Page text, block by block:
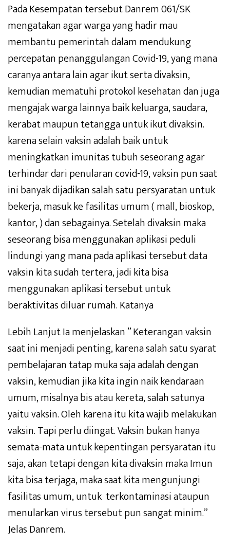
Pada Kesempatan tersebut Danrem 061/SK
mengatakan agar warga yang hadir mau
membantu pemerintah dalam mendukung
percepatan penanggulangan Covid-19, yang mana
caranya antara lain agar ikut serta divaksin,
kemudian mematuhi protokol kesehatan dan juga
mengajak warga lainnya baik keluarga, saudara,
kerabat maupun tetangga untuk ikut divaksin.
karena selain vaksin adalah baik untuk
meningkatkan imunitas tubuh seseorang agar
terhindar dari penularan covid-19, vaksin pun saat
ini banyak dijadikan salah satu persyaratan untuk
bekerja, masuk ke fasilitas umum ( mall, bioskop,
kantor, ) dan sebagainya. Setelah divaksin maka
seseorang bisa menggunakan aplikasi peduli
lindungi yang mana pada aplikasi tersebut data
vaksin kita sudah tertera, jadi kita bisa
menggunakan aplikasi tersebut untuk
beraktivitas diluar rumah. Katanya
Lebih Lanjut Ia menjelaskan ” Keterangan vaksin
saat ini menjadi penting, karena salah satu syarat
pembelajaran tatap muka saja adalah dengan
vaksin, kemudian jika kita ingin naik kendaraan
umum, misalnya bis atau kereta, salah satunya
yaitu vaksin. Oleh karena itu kita wajib melakukan
vaksin. Tapi perlu diingat. Vaksin bukan hanya
semata-mata untuk kepentingan persyaratan itu
saja, akan tetapi dengan kita divaksin maka Imun
kita bisa terjaga, maka saat kita mengunjungi
fasilitas umum, untuk terkontaminasi ataupun
menularkan virus tersebut pun sangat minim.”
Jelas Danrem.